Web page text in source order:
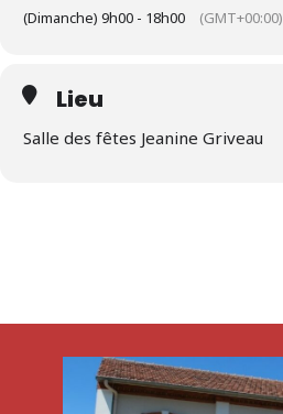
(Dimanche) 9h00 - 18h00 (GMT+00:00)
Lieu
Salle des fêtes Jeanine Griveau